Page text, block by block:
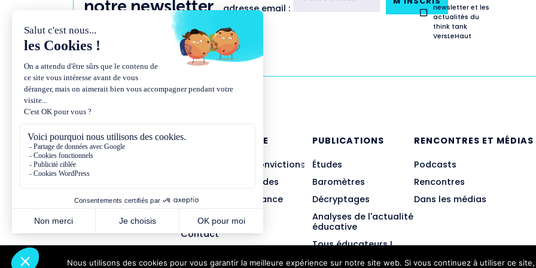
notre newsletter
adresse email :
newsletter et les
actualités du
think tank
VersLeHaut
NOUS CONNAÎTRE
Présentation et convictions
Missions et méthodes
Équipe et gouvernance
Partenariats
Contact
PUBLICATIONS
Études
Baromètres
Décryptages
Analyses de l'actualité
éducative
Tous éducateurs !
RENCONTRES ET MÉDIAS
Podcasts
Rencontres
Dans les médias
Nous utilisons des cookies pour vous garantir la meilleure expérience sur notre site web. Si vous continuez à utiliser ce